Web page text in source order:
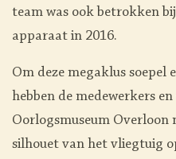
team was ook betrokken
apparaat in 2016.
Om deze megaklus soepel
hebben de medewerkers
Oorlogsmuseum
silhouet van het vliegtuig